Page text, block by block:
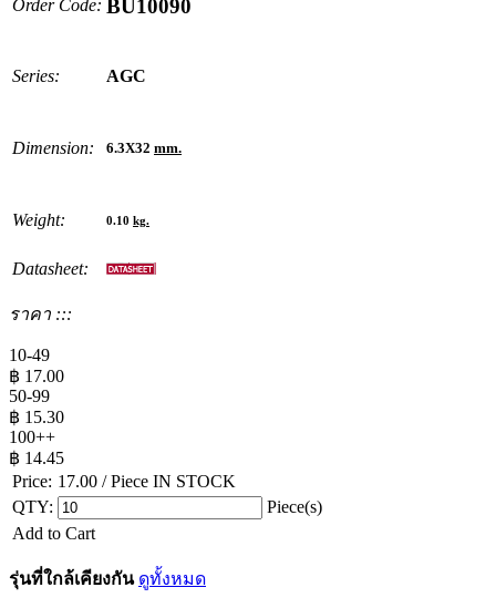
Order Code: BU10090
Series: AGC
Dimension: 6.3X32 mm.
Weight: 0.10 kg.
Datasheet:
ราคา :::
10-49
฿ 17.00
50-99
฿ 15.30
100++
฿ 14.45
Price: 17.00 / Piece IN STOCK
QTY:
Piece(s)
Add to Cart
รุ่นที่ใกล้เคียงกัน ดูทั้งหมด